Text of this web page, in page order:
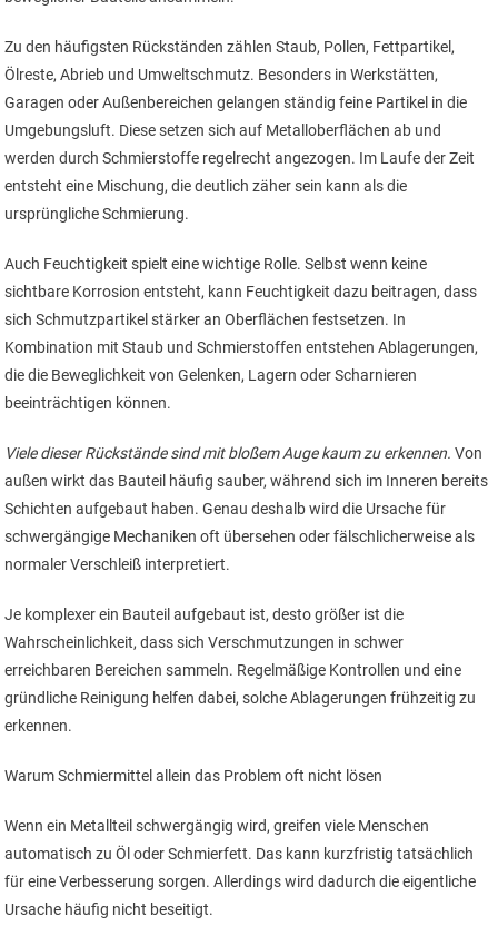
Zu den häufigsten Rückständen zählen Staub, Pollen, Fettpartikel,
Ölreste, Abrieb und Umweltschmutz. Besonders in Werkstätten,
Garagen oder Außenbereichen gelangen ständig feine Partikel in die
Umgebungsluft. Diese setzen sich auf Metalloberflächen ab und
werden durch Schmierstoffe regelrecht angezogen. Im Laufe der Zeit
entsteht eine Mischung, die deutlich zäher sein kann als die
ursprüngliche Schmierung.
Auch Feuchtigkeit spielt eine wichtige Rolle. Selbst wenn keine
sichtbare Korrosion entsteht, kann Feuchtigkeit dazu beitragen, dass
sich Schmutzpartikel stärker an Oberflächen festsetzen. In
Kombination mit Staub und Schmierstoffen entstehen Ablagerungen,
die die Beweglichkeit von Gelenken, Lagern oder Scharnieren
beeinträchtigen können.
Viele dieser Rückstände sind mit bloßem Auge kaum zu erkennen. Von
außen wirkt das Bauteil häufig sauber, während sich im Inneren bereits
Schichten aufgebaut haben. Genau deshalb wird die Ursache für
schwergängige Mechaniken oft übersehen oder fälschlicherweise als
normaler Verschleiß interpretiert.
Je komplexer ein Bauteil aufgebaut ist, desto größer ist die
Wahrscheinlichkeit, dass sich Verschmutzungen in schwer
erreichbaren Bereichen sammeln. Regelmäßige Kontrollen und eine
gründliche Reinigung helfen dabei, solche Ablagerungen frühzeitig zu
erkennen.
Warum Schmiermittel allein das Problem oft nicht lösen
Wenn ein Metallteil schwergängig wird, greifen viele Menschen
automatisch zu Öl oder Schmierfett. Das kann kurzfristig tatsächlich
für eine Verbesserung sorgen. Allerdings wird dadurch die eigentliche
Ursache häufig nicht beseitigt.